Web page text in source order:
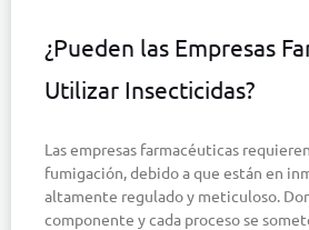
¿Pueden las Empresas
Utilizar Insecticidas?
Las empresas farmacéuticas
fumigación, debido a que están en
altamente regulado y meticuloso.
componente y cada proceso se